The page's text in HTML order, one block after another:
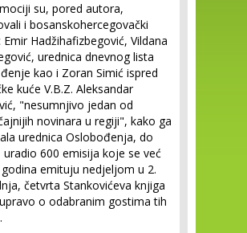
su, pored autora,
i bosanskohercegovački
Emir Hadžihafizbegović, Vildana
urednica dnevnog lista
kao i Zoran Simić ispred
kuće V.B.Z. Aleksandar
"nesumnjivo jedan od
novinara u regiji", kako ga
urednica Oslobođenja, do
uradio 600 emisija koje se već
emituju nedjeljom u 2.
četvrta Stankovićeva knjiga
o odabranim gostima tih